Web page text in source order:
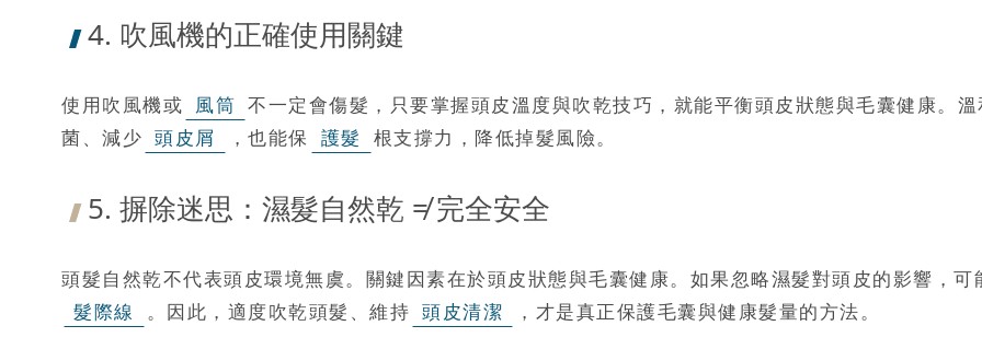
4. 吹風機的正確使用關鍵
使用吹風機或 風筒 不一定會傷髮，只要掌握頭皮溫度與吹乾技巧，就能平衡頭皮狀態與毛囊健康。
菌、減少 頭皮屑 ，也能保 護髮 根支撐力，降低掉髮風險。
5. 摒除迷思：濕髮自然乾 ≠ 完全安全
頭髮自然乾不代表頭皮環境無虞。關鍵因素在於頭皮狀態與毛囊健康。如果忽略濕髮對頭皮的影響，可
髮際線
。因此，適度吹乾頭髮、維持 頭皮清潔 ，才是真正保護毛囊與健康髮量的方法。